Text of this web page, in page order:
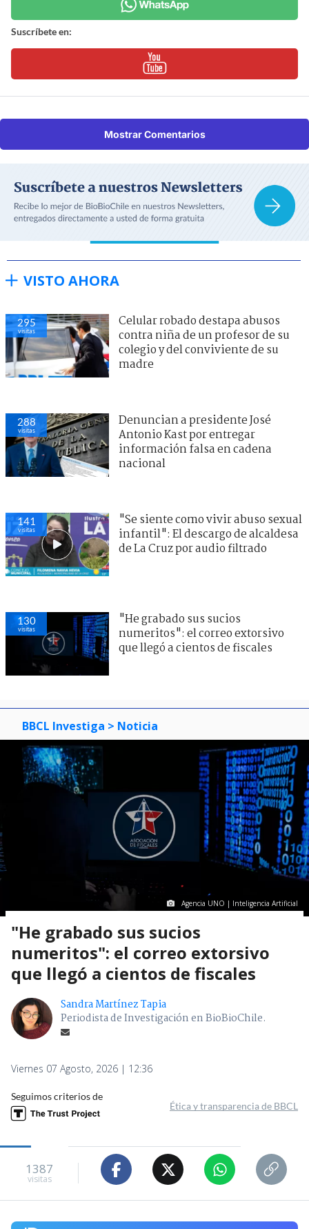
Suscríbete en:
Mostrar Comentarios
VISTO AHORA
295
visitas
Celular robado destapa abusos
contra niña de un profesor de su
colegio y del conviviente de su
madre
288
visitas
Denuncian a presidente José
Antonio Kast por entregar
información falsa en cadena
nacional
141
visitas
"Se siente como vivir abuso sexual
infantil": El descargo de alcaldesa
de La Cruz por audio filtrado
130
visitas
"He grabado sus sucios
numeritos": el correo extorsivo
que llegó a cientos de fiscales
BBCL Investiga > Noticia
Agencia UNO | Inteligencia Artificial
"He grabado sus sucios
numeritos": el correo extorsivo
que llegó a cientos de fiscales
Sandra Martínez Tapia
Periodista de Investigación en BioBioChile.
Viernes 07 Agosto, 2026 | 12:36
Seguimos criterios de
Ética y transparencia de BBCL
1387
visitas